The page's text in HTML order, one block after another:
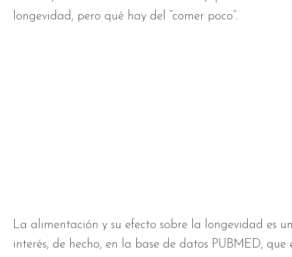
longevidad, pero qué hay del “comer poco”.
La alimentación y su efecto sobre la longevidad es
interés, de hecho, en la base de datos PUBMED, que